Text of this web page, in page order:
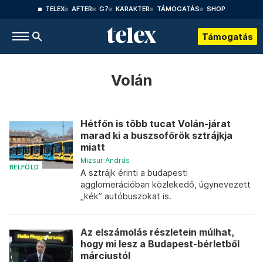
TELEX AFTER G7 KARAKTER TÁMOGATÁS SHOP
Támogatás
Volán
BELFÖLD
Hétfőn is több tucat Volán-járat
marad ki a buszsofőrök sztrájkja
miatt
Mizsur András
A sztrájk érinti a budapesti
agglomerációban közlekedő, úgynevezett
„kék” autóbuszokat is.
Az elszámolás részletein múlhat,
hogy mi lesz a Budapest-bérletből
márciustól